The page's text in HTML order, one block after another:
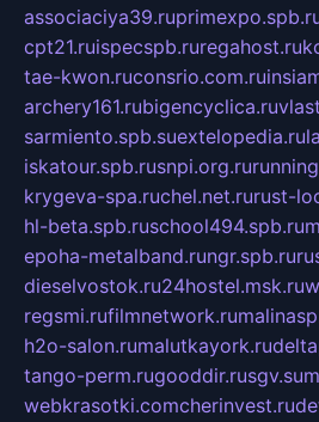
associaciya39.ru
cpt21.ruispecspb.ruregahost.ru
tae-kwon.ruconsrio.com.ru
archery161.rubigencyclica.ru
sarmiento.spb.suextelopedia.ru
iskatour.spb.rusnpi.org.ru
krygeva-spa.ruchel.net.rurust-
hl-beta.spb.ruschool494.spb.ru
epoha-metalband.rungr.spb.ru
dieselvostok.ru24hostel.msk.ru
regsmi.rufilmnetwork.ru
h2o-salon.rumalutkayork.ru
tango-perm.rugooddir.rusgv.su
webkrasotki.comcherinvest.ru